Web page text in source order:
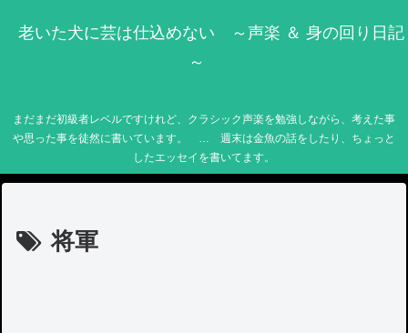
老いた犬に芸は仕込めない ～声楽 ＆ 身の回り日記
～
まだまだ初級者レベルですけれど、クラシック声楽を勉強しながら、考えた事
や思った事を徒然に書いています。 … 週末は金魚の話をしたり、ちょっと
したエッセイを書いてます。
将軍